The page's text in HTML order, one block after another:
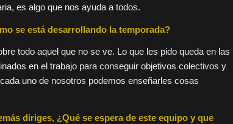
es algo que nos ayuda a todos.
se está desarrollando la temporada?
todo aquel que no se ve. Lo que les pido queda en las
en el trabajo para conseguir objetivos colectivos y
uno de nosotros podemos enseñarles cosas
diriges, ¿Qué se espera de este equipo y que